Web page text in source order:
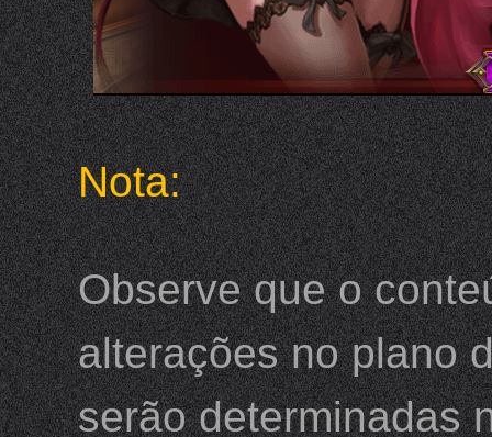
Nota:
Observe que o
alterações no plano
serão determinadas